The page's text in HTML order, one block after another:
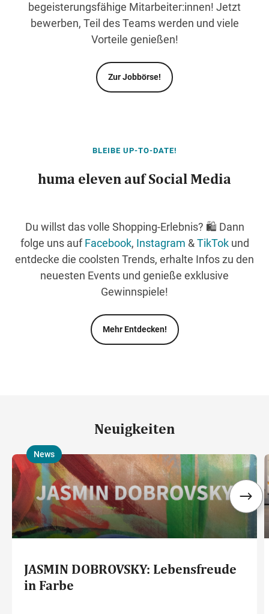
begeisterungsfähige Mitarbeiter:innen! Jetzt
bewerben, Teil des Teams werden und viele
Vorteile genießen!
Zur Jobbörse!
BLEIBE UP-TO-DATE!
huma eleven auf Social Media
Du willst das volle Shopping-Erlebnis? 🛍️ Dann
folge uns aufFacebook, Instagram &TikTokund
entdecke die coolsten Trends, erhalte Infos zu den
neuesten Events und genieße exklusive
Gewinnspiele!
Mehr Entdecken!
Neuigkeiten
,
News
JASMIN DOBROVSKY: Lebensfreude
in Farbe
,